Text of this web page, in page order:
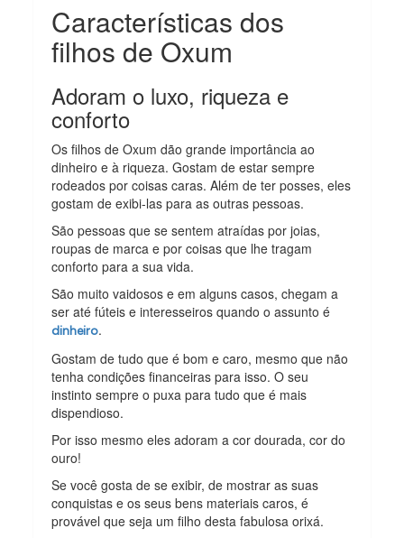
Características dos
filhos de Oxum
Adoram o luxo, riqueza e
conforto
Os filhos de Oxum dão grande importância ao
dinheiro e à riqueza. Gostam de estar sempre
rodeados por coisas caras. Além de ter posses, eles
gostam de exibi-las para as outras pessoas.
São pessoas que se sentem atraídas por joias,
roupas de marca e por coisas que lhe tragam
conforto para a sua vida.
São muito vaidosos e em alguns casos, chegam a
ser até fúteis e interesseiros quando o assunto é
dinheiro.
Gostam de tudo que é bom e caro, mesmo que não
tenha condições financeiras para isso. O seu
instinto sempre o puxa para tudo que é mais
dispendioso.
Por isso mesmo eles adoram a cor dourada, cor do
ouro!
Se você gosta de se exibir, de mostrar as suas
conquistas e os seus bens materiais caros, é
provável que seja um filho desta fabulosa orixá.